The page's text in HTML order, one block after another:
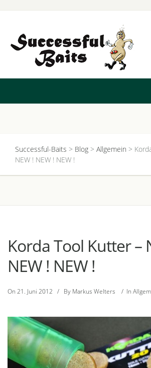
Successful-Baits > Blog > Allgemein >
NEW ! NEW ! NEW !
Korda Tool Kutter –
NEW ! NEW !
On 21. Juni 2012 / By Markus Welters / In